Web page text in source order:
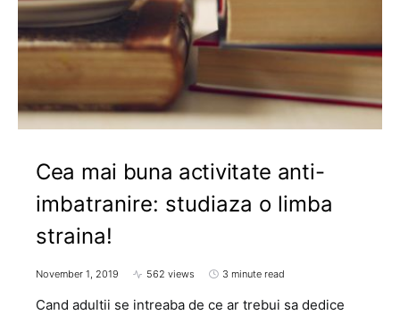
Cea mai buna activitate anti-
imbatranire: studiaza o limba
straina!
November 1, 2019 562 views 3 minute read
Cand adultii se intreaba de ce ar trebui sa dedice